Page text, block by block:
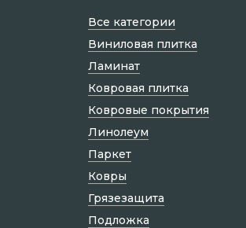
Все категории
Виниловая плитка
Ламинат
Ковровая плитка
Ковровые покрытия
Линолеум
Паркет
Ковры
Грязезащита
Подложка